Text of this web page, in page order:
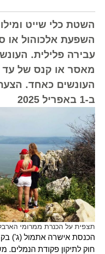
השטת כלי שייט
השפעת אלכוהול או
העונשים כאחד.
ב-1 באפריל 2025
תצפית על הכנרת ממרומי
הכנסת אישרה אתמול (ג')
חוק לתיקון פקודת הנמלים.